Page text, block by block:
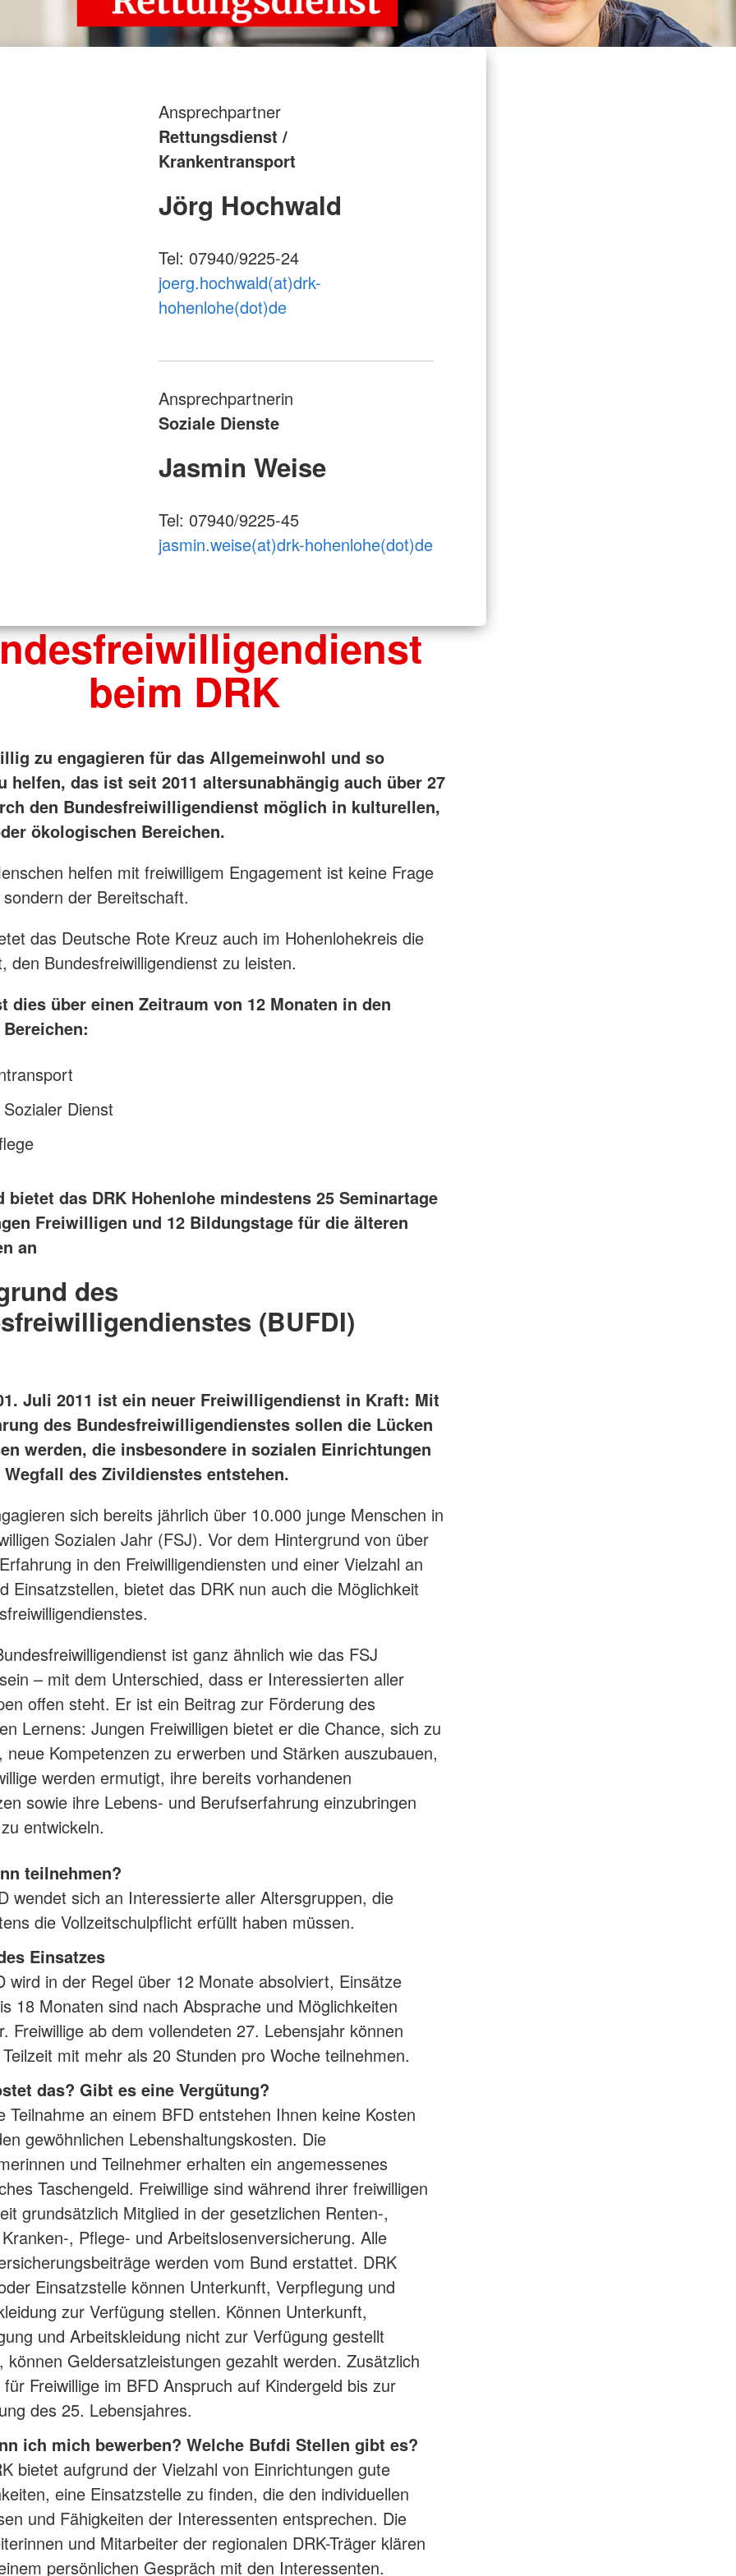
Ansprechpartner
Rettungsdienst /
Krankentransport
Jörg Hochwald
Tel: 07940/9225-24
joerg.hochwald(at)drk-
hohenlohe(dot)de
Ansprechpartnerin
Soziale Dienste
Jasmin Weise
Tel: 07940/9225-45
jasmin.weise(at)drk-hohenlohe(dot)de
beim DRK
zu engagieren für das Allgemeinwohl und so
helfen, das ist seit 2011 altersunabhängig auch über 27
den Bundesfreiwilligendienst möglich in kulturellen,
ökologischen Bereichen.
helfen mit freiwilligem Engagement ist keine Frage
der Bereitschaft.
das Deutsche Rote Kreuz auch im Hohenlohekreis die
den Bundesfreiwilligendienst zu leisten.
dies über einen Zeitraum von 12 Monaten in den
Dienst
bietet das DRK Hohenlohe mindestens 25 Seminartage
Freiwilligen und 12 Bildungstage für die älteren
an
des
(BUFDI)
Juli 2011 ist ein neuer Freiwilligendienst in Kraft: Mit
des Bundesfreiwilligendienstes sollen die Lücken
werden, die insbesondere in sozialen Einrichtungen
des Zivildienstes entstehen.
sich bereits jährlich über 10.000 junge Menschen in
Sozialen Jahr (FSJ). Vor dem Hintergrund von über
in den Freiwilligendiensten und einer Vielzahl an
Einsatzstellen, bietet das DRK nun auch die Möglichkeit
ist ganz ähnlich wie das FSJ
– mit dem Unterschied, dass er Interessierten aller
offen steht. Er ist ein Beitrag zur Förderung des
Lernens: Jungen Freiwilligen bietet er die Chance, sich zu
neue Kompetenzen zu erwerben und Stärken auszubauen,
werden ermutigt, ihre bereits vorhandenen
sowie ihre Lebens- und Berufserfahrung einzubringen
entwickeln.
teilnehmen?
wendet sich an Interessierte aller Altersgruppen, die
die Vollzeitschulpflicht erfüllt haben müssen.
Einsatzes
wird in der Regel über 12 Monate absolviert, Einsätze
18 Monaten sind nach Absprache und Möglichkeiten
Freiwillige ab dem vollendeten 27. Lebensjahr können
mit mehr als 20 Stunden pro Woche teilnehmen.
das? Gibt es eine Vergütung?
Teilnahme an einem BFD entstehen Ihnen keine Kosten
gewöhnlichen Lebenshaltungskosten. Die
und Teilnehmer erhalten ein angemessenes
Taschengeld. Freiwillige sind während ihrer freiwilligen
grundsätzlich Mitglied in der gesetzlichen Renten-,
, Pflege- und Arbeitslosenversicherung. Alle
werden vom Bund erstattet. DRK
Einsatzstelle können Unterkunft, Verpflegung und
zur Verfügung stellen. Können Unterkunft,
und Arbeitskleidung nicht zur Verfügung gestellt
können Geldersatzleistungen gezahlt werden. Zusätzlich
Freiwillige im BFD Anspruch auf Kindergeld bis zur
des 25. Lebensjahres.
ich mich bewerben? Welche Bufdi Stellen gibt es?
bietet aufgrund der Vielzahl von Einrichtungen gute
eine Einsatzstelle zu finden, die den individuellen
und Fähigkeiten der Interessenten entsprechen. Die
und Mitarbeiter der regionalen DRK-Träger klären
persönlichen Gespräch mit den Interessenten.